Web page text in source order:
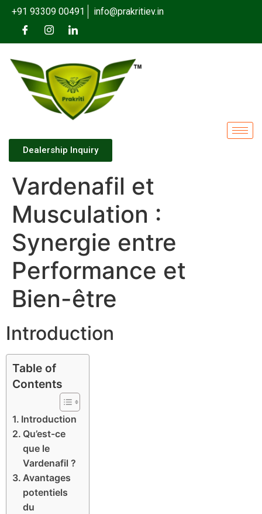
+91 93309 00491 info@prakritiev.in
Dealership Inquiry
Vardenafil et
Musculation :
Synergie entre
Performance et
Bien-être
Introduction
Table of
Contents
Introduction
Qu’est-ce
que le
Vardenafil ?
Avantages
potentiels
du